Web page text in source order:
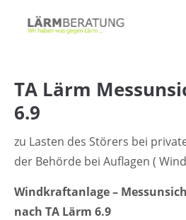
Login
Passwort
TA Lärm
6.9
zu Lasten des Störers bei
der Behörde bei Auflagen (
Windkraftanlage –
nach TA Lärm 6.9